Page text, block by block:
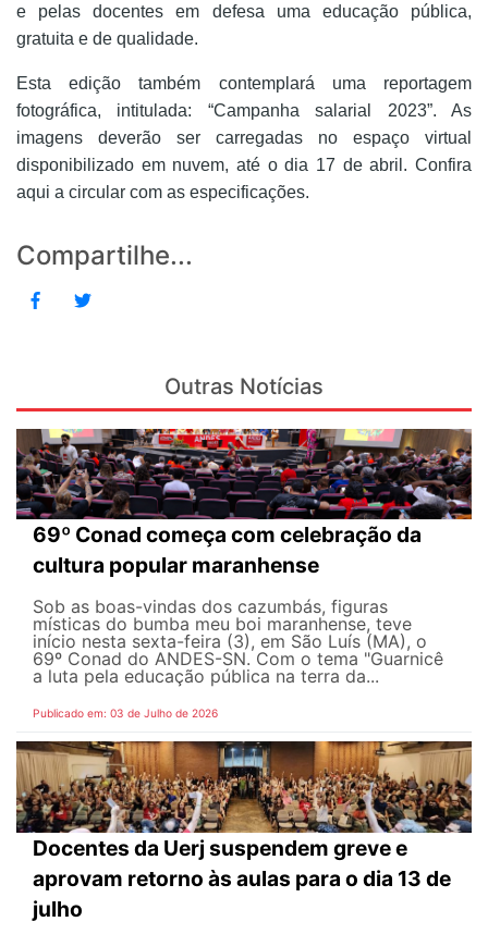
e pelas docentes em defesa uma educação pública,
gratuita e de qualidade.
Esta edição também contemplará uma reportagem
fotográfica, intitulada: “Campanha salarial 2023”. As
imagens deverão ser carregadas no espaço virtual
disponibilizado em nuvem, até o dia 17 de abril. Confira
aqui a circular com as especificações.
Compartilhe...
Outras Notícias
69º Conad começa com celebração da
cultura popular maranhense
Sob as boas-vindas dos cazumbás, figuras
místicas do bumba meu boi maranhense, teve
início nesta sexta-feira (3), em São Luís (MA), o
69º Conad do ANDES-SN. Com o tema "Guarnicê
a luta pela educação pública na terra da...
Publicado em: 03 de Julho de 2026
Docentes da Uerj suspendem greve e
aprovam retorno às aulas para o dia 13 de
julho